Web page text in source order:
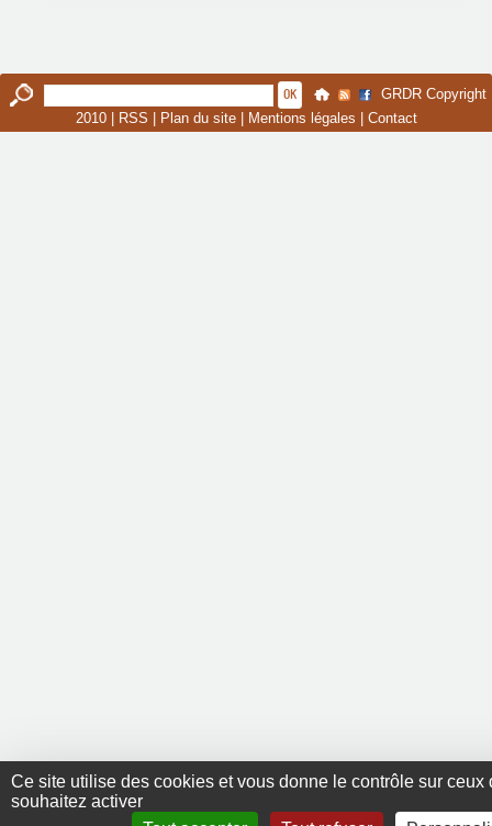
Ce site utilise des cookies et vous donne le contrôle sur ceux
souhaitez activer
GRDR Copyright
2010 |
RSS Plan du site| Mentions légales Contact